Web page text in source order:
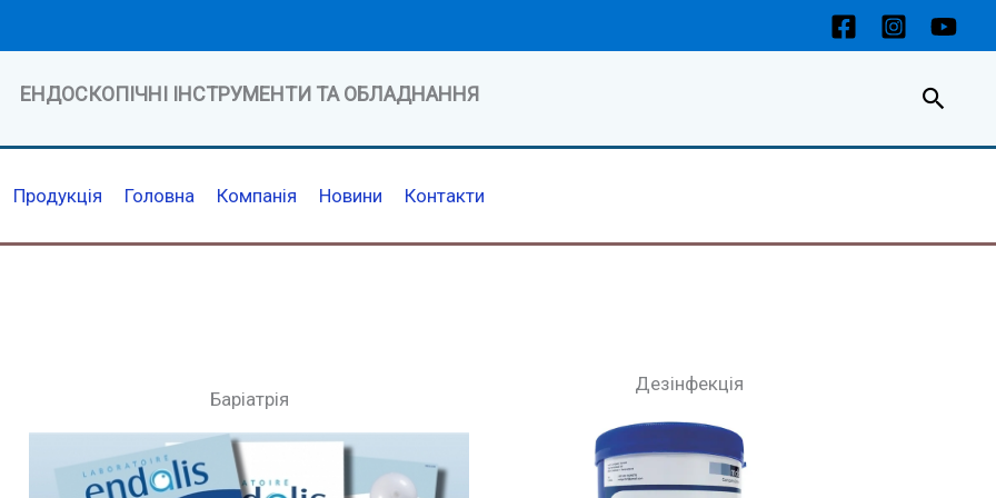
ЕНДОСКОПІЧНІ ІНСТРУМЕНТИ ТА ОБЛАДНАННЯ
Продукція Головна Компанія Новини Контакти
Баріатрія
Дезінфекція